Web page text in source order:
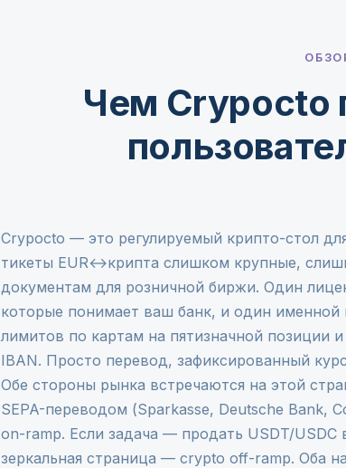
Чем Crypocto
Crypocto — это регулируемый крипто-стол
тикеты EUR↔крипта слишком крупные,
документам для розничной биржи. Один
которые понимает ваш банк, и один
лимитов по картам на пятизначной позиции
IBAN. Просто перевод, зафиксированный
Обе стороны рынка встречаются на этой
SEPA-переводом (Sparkasse, Deutsche Bank,
on-ramp. Если задача — продать USDT/
зеркальная страница — crypto off-ramp. Оба